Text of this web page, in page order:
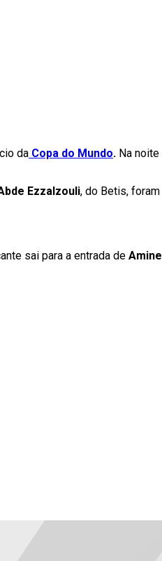
da Copa do Mundo. Na noite
Ezzalzouli, do Betis, foram
sai para a entrada de Amine